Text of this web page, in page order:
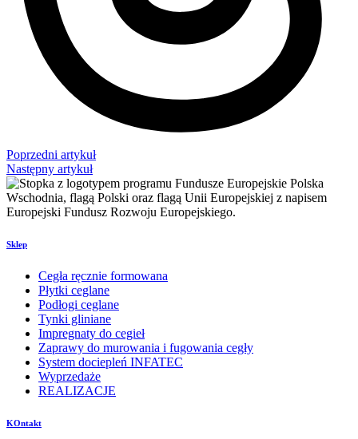
Poprzedni artykuł
Następny artykuł
Sklep
Cegła ręcznie formowana
Płytki ceglane
Podłogi ceglane
Tynki gliniane
Impregnaty do cegieł
Zaprawy do murowania i fugowania cegły
System dociepleń INFATEC
Wyprzedaże
REALIZACJE
KOntakt